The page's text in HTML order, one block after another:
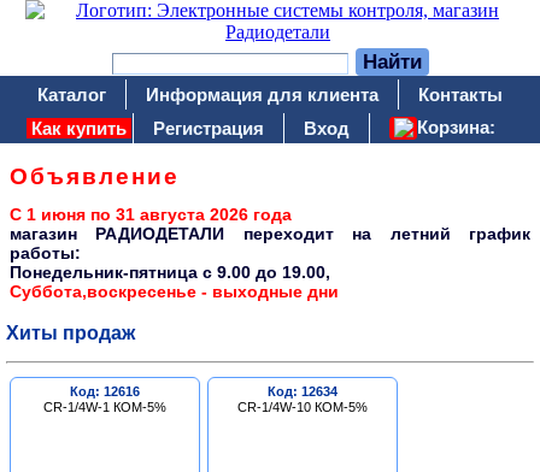
Каталог Информация для клиента
Контакты
Как купить
Регистрация Вход Корзина:
Объявление
С 1 июня по 31 августа 2026 года
магазин РАДИОДЕТАЛИ переходит на летний график
работы:
Понедельник-пятница c 9.00 до 19.00,
Суббота,воскресенье - выходные дни
Хиты продаж
Код: 12616
CR-1/4W-1 КОМ-5%
Код: 12634
CR-1/4W-10 КОМ-5%